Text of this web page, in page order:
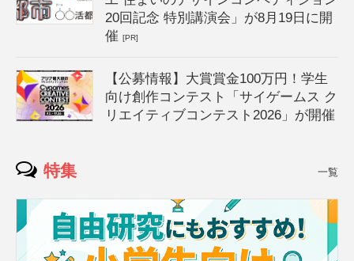
20回記念 特別講演会」が8月19日に開
催[PR]
【公募情報】大賞賞金100万円！学生
向け創作コンテスト「サイゲームス ク
リエイティブコンテスト2026」が開催
特集 一覧